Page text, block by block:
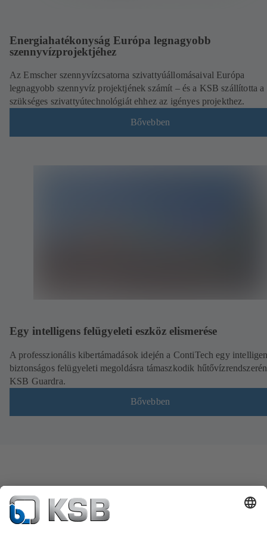
Energiahatékonyság Európa legnagyobb
szennyvízprojektjéhez
Az Emscher szennyvízcsatorna szivattyúállomásaival Európa
legnagyobb szennyvíz projektjének számít – és a KSB szállította a
szükséges szivattyútechnológiát ehhez az igényes projekthez.
Bővebben
Egy intelligens felügyeleti eszköz elismerése
A professzionális kibertámadások idején a ContiTech egy
biztonságos felügyeleti megoldásra támaszkodik
KSB Guardra.
Bővebben